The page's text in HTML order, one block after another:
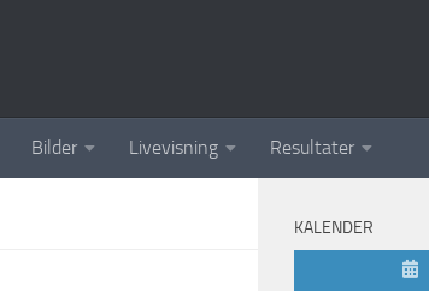
Bilder Livevisning Resultater
KALENDER